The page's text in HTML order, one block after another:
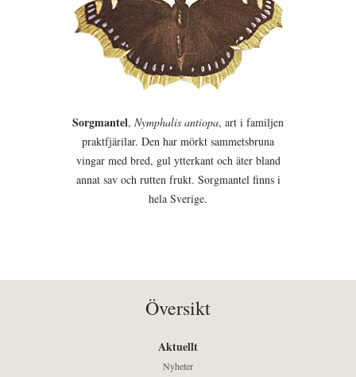
Sorgmantel, Nymphalis antiopa, art i familjen
praktfjärilar. Den har mörkt sammetsbruna
vingar med bred, gul ytterkant och äter bland
annat sav och rutten frukt. Sorgmantel finns i
hela Sverige.
Översikt
Aktuellt
Nyheter